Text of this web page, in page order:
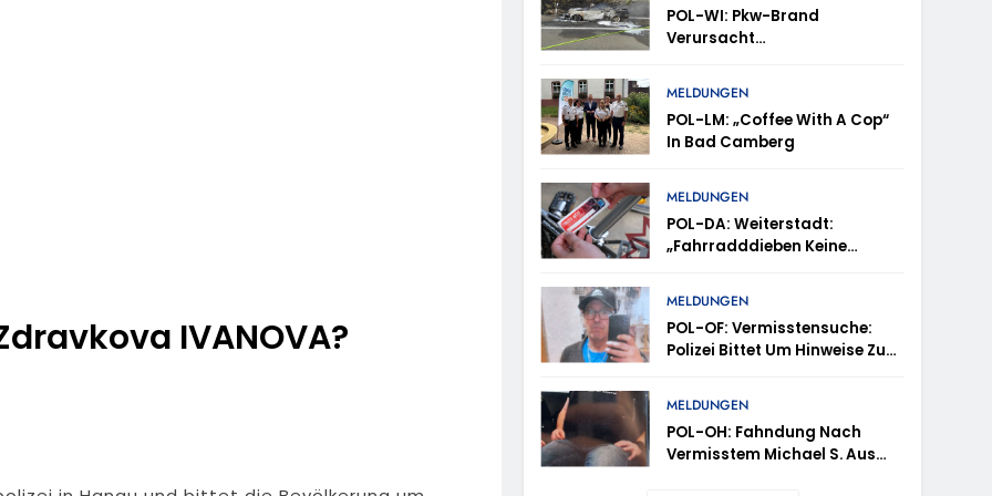
Finanzkontrolle Schwarzarbeit Führt An Drei Tagen Kontrollen Im Gastro- Und Sicherheitsgewerbe
MARBURG-BIEDENKOPF: Satz Räder Gefunden – Polizei Bittet Um Mithilfe
Polizeistation Lauterbach Hat Einen Neuen Leiter: Amtseinführung Von Markus Höfer
74-Jähriger Claus-Peter H. Weiterhin Vermisst – Erneute Veröffentlichung Eines Fotos
IVANOVA?
POL-WI: Pkw-Brand
Verursacht
MELDUNGEN
POL-LM: „Coffee With A Cop“
In Bad Camberg
MELDUNGEN
POL-DA: Weiterstadt:
„Fahrradddieben Keine
Fahrradcodierung /
Anmeldung Erforderlich
MELDUNGEN
POL-OF: Vermisstensuche:
Polizei Bittet Um Hinweise Zum
Zaragoza Gonzalez
MELDUNGEN
POL-OH: Fahndung Nach
Vermisstem Michael S. Aus